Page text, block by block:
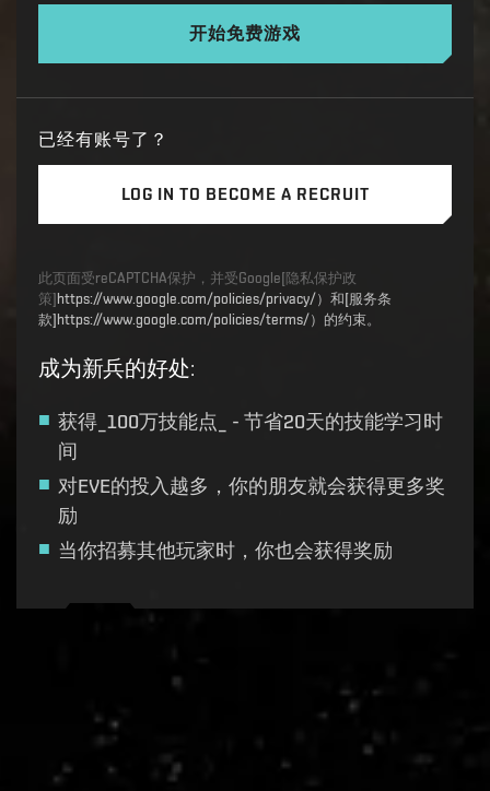
开始免费游戏
已经有账号了？
LOG IN TO BECOME A RECRUIT
此页面受reCAPTCHA保护，并受Google[隐私保护政
策] https://www.google.com/policies/privacy/）和[服务条
款]https://www.google.com/policies/terms/）的约束。
成为新兵的好处:
获得_100万技能点_ - 节省20天的技能学习时
间
对EVE的投入越多，你的朋友就会获得更多奖
励
当你招募其他玩家时，你也会获得奖励
live.evetech.net/api/v1